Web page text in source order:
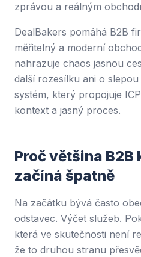
zprávou a reálným
DealBakers pomáhá B2B
měřitelný a moderní
nahrazuje chaos jasnou
další rozesílku ani o
systém, který propojuje
kontext a jasný proces.
Proč většina B2B
začíná špatně
Na začátku bývá často
odstavec. Výčet služeb.
která ve skutečnosti není
že to druhou stranu